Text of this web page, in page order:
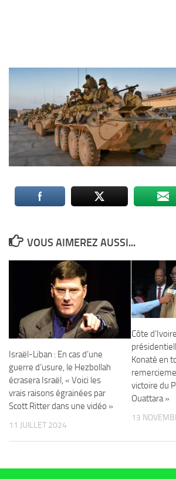
VOUS AIMEREZ AUSSI...
Israël-Liban : En cas d’une
guerre d’usure, le Hezbollah
écrasera Israël, « Voici les
vrais raisons égrainées par
Scott Ritter dans une vidéo »
11 JUILLET 2024
Côte
Konaté en
victoire du
Ouattara »
13